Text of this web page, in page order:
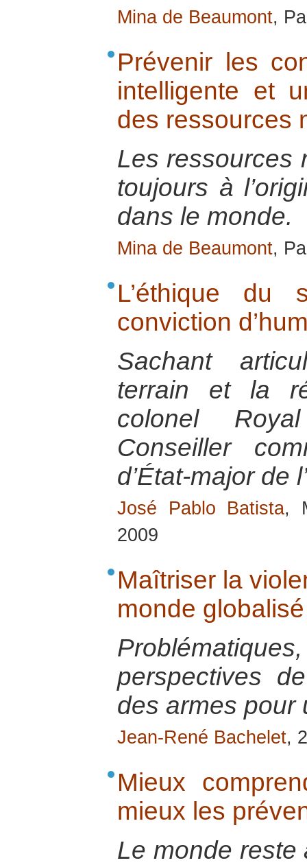
Mina de Beaumont,
Prévenir les
intelligente et
des ressources
Les ressources
toujours à
dans le monde.
Mina de Beaumont,
L’éthique du
conviction
Sachant
terrain et la
colonel
Conseiller
d’État-major de
José Pablo Batista,
2009
Maîtriser la
monde globalisé
perspectives
des armes pour
Jean-René Bachelet,
Mieux
mieux les
Le monde reste